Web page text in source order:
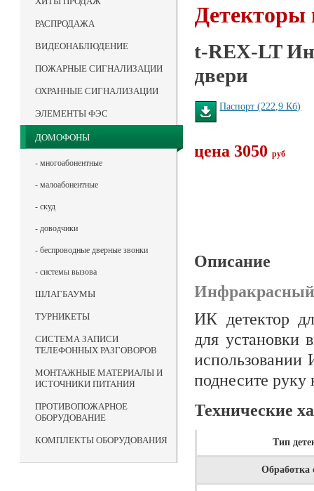
РАСПРОДАЖА
ВИДЕОНАБЛЮДЕНИЕ
ПОЖАРНЫЕ СИГНАЛИЗАЦИИ
ОХРАННЫЕ СИГНАЛИЗАЦИИ
ЭЛЕМЕНТЫ ФЭС
ДОМОФОНЫ
- многоабонентные
- малоабонентные
- скуд
- доводчики
- беспроводные дверные звонки
- системы вызова
ШЛАГБАУМЫ
ТУРНИКЕТЫ
СИСТЕМА ЗАПИСИ
ТЕЛЕФОННЫХ РАЗГОВОРОВ
МОНТАЖНЫЕ МАТЕРИАЛЫ И
ИСТОЧНИКИ ПИТАНИЯ
ПРОТИВОПОЖАРНОЕ
ОБОРУДОВАНИЕ
КОМПЛЕКТЫ ОБОРУДОВАНИЯ
Детекторы
t-REX-LT
двери
Паспорт (222,9 Кб)
цена 3050руб
Описание
Инфракрасный
ИК детектор
для установки
поднесите руку
Технические
Тип
Обработка